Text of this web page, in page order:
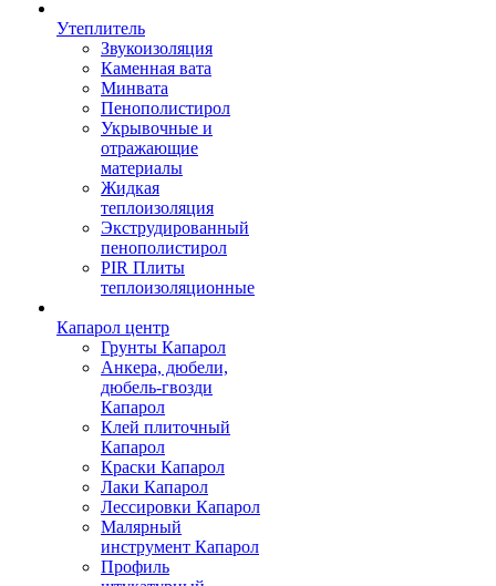
Утеплитель
Звукоизоляция
Каменная вата
Минвата
Пенополистирол
Укрывочные и
отражающие
материалы
Жидкая
теплоизоляция
Экструдированный
пенополистирол
PIR Плиты
теплоизоляционные
Капарол центр
Грунты Капарол
Анкера, дюбели,
дюбель-гвозди
Капарол
Клей плиточный
Капарол
Краски Капарол
Лаки Капарол
Лессировки Капарол
Малярный
инструмент Капарол
Профиль